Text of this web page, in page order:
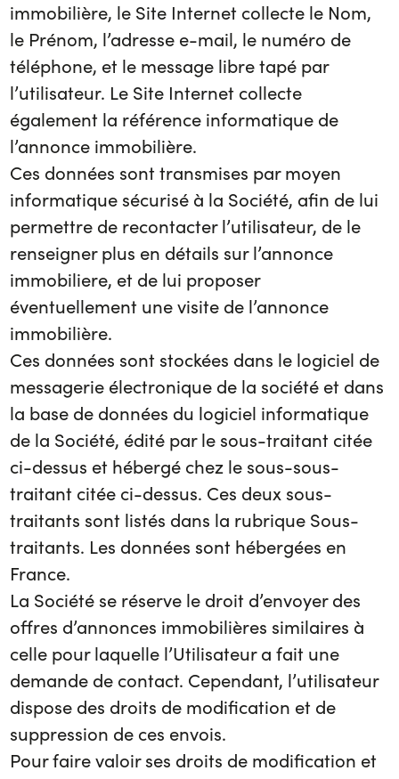
immobilière, le Site Internet collecte le Nom,
le Prénom, l’adresse e-mail, le numéro de
téléphone, et le message libre tapé par
l’utilisateur. Le Site Internet collecte
également la référence informatique de
l’annonce immobilière.
Ces données sont transmises par moyen
informatique sécurisé à la Société, afin de lui
permettre de recontacter l’utilisateur, de le
renseigner plus en détails sur l’annonce
immobiliere, et de lui proposer
éventuellement une visite de l’annonce
immobilière.
Ces données sont stockées dans le logiciel de
messagerie électronique de la société et dans
la base de données du logiciel informatique
de la Société, édité par le sous-traitant citée
ci-dessus et hébergé chez le sous-sous-
traitant citée ci-dessus. Ces deux sous-
traitants sont listés dans la rubrique Sous-
traitants. Les données sont hébergées en
France.
La Société se réserve le droit d’envoyer des
offres d’annonces immobilières similaires à
celle pour laquelle l’Utilisateur a fait une
demande de contact. Cependant, l’utilisateur
dispose des droits de modification et de
suppression de ces envois.
Pour faire valoir ses droits de modification et